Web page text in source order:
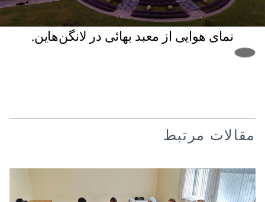
نمای هوایی از معبد بهائی در لانگن‌هاین.
مقالات مرتبط